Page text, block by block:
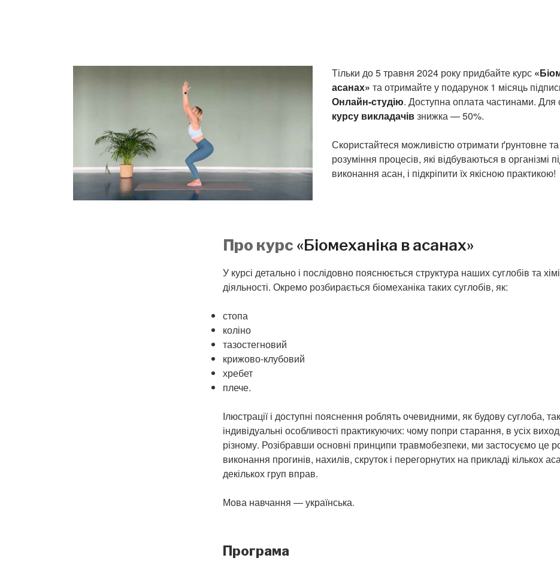
Тільки до 5 травня 2024 року придбайте курс
асанах» та отримайте у подарунок 1 місяць
Онлайн-студію. Доступна оплата частинами. Для
курсу викладачівзнижка — 50%.
Скористайтеся можливістю отримати ґрунтовне
розуміння процесів, які відбуваються в організмі
виконання асан, і підкріпити їх якісною практикою!
Про курс «Біомеханіка в асанах»
У курсі детально і послідовно пояснюється структура наших суглобів та
діяльності. Окремо розбирається біомеханіка таких суглобів, як:
стопа
коліно
тазостегновий
крижово-клубовий
хребет
плече.
Ілюстрації і доступні пояснення роблять очевидними, як будову суглоба,
індивідуальні особливості практикуючих: чому попри старання, в усіх
різному. Розібравши основні принципи травмобезпеки, ми застосуємо це
виконання прогинів, нахилів, скруток і перегорнутих на прикладі кількох
декількох груп вправ.
Мова навчання — українська.
Програма